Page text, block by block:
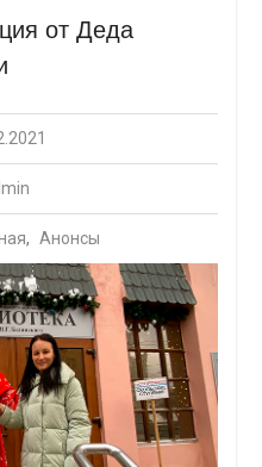
от Деда
, Анонсы